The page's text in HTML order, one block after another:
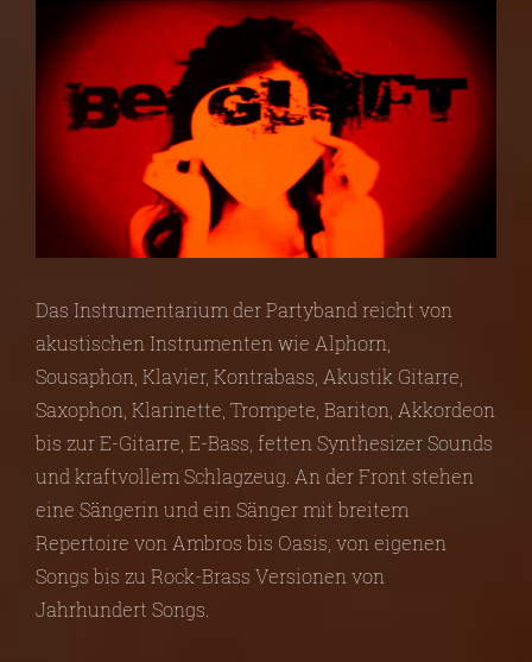
Das Instrumentarium der Partyband reicht von
akustischen Instrumenten wie Alphorn,
Sousaphon, Klavier, Kontrabass, Akustik Gitarre,
Saxophon, Klarinette, Trompete, Bariton, Akkordeon
bis zur E-Gitarre, E-Bass, fetten Synthesizer Sounds
und kraftvollem Schlagzeug. An der Front stehen
eine Sängerin und ein Sänger mit breitem
Repertoire von Ambros bis Oasis, von eigenen
Songs bis zu Rock-Brass Versionen von
Jahrhundert Songs.